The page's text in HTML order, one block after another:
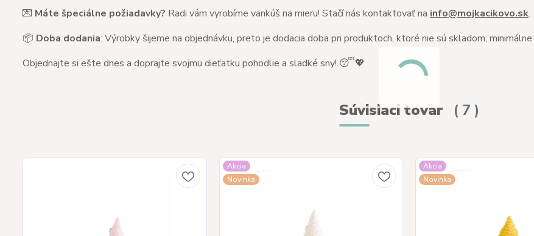
💌 Máte špeciálne požiadavky? Radi vám vyrobíme vankúš na mieru! Stačí nás kontaktovať na info@mojkacikovo.sk.
📦 Doba dodania: Výrobky šijeme na objednávku, preto je dodacia doba pri produktoch, ktoré nie sú skladom, minimálne
Objednajte si ešte dnes a doprajte svojmu dieťatku pohodlie a sladké sny! 😴💖
Súvisiaci tovar 7
Akcia
Novinka
Akcia
Novinka